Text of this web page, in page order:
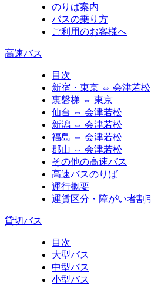
のりば案内
バスの乗り方
ご利用のお客様へ
高速バス
目次
新宿・東京 ⇔ 会津若松
裏磐梯 ⇔ 東京
仙台 ⇔ 会津若松
新潟 ⇔ 会津若松
福島 ⇔ 会津若松
郡山 ⇔ 会津若松
その他の高速バス
高速バスのりば
運行概要
運賃区分・障がい者割引
貸切バス
目次
大型バス
中型バス
小型バス